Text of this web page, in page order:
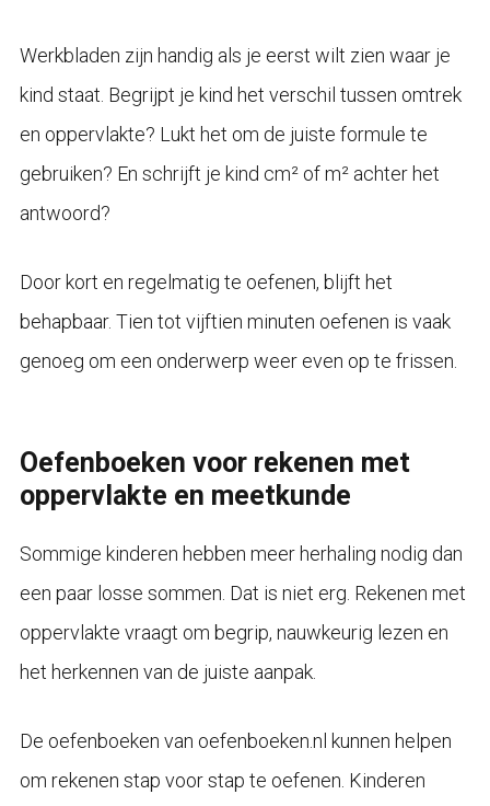
Werkbladen zijn handig als je eerst wilt zien waar je
kind staat. Begrijpt je kind het verschil tussen omtrek
en oppervlakte? Lukt het om de juiste formule te
gebruiken? En schrijft je kind cm² of m² achter het
antwoord?
Door kort en regelmatig te oefenen, blijft het
behapbaar. Tien tot vijftien minuten oefenen is vaak
genoeg om een onderwerp weer even op te frissen.
Oefenboeken voor rekenen met
oppervlakte en meetkunde
Sommige kinderen hebben meer herhaling nodig dan
een paar losse sommen. Dat is niet erg. Rekenen met
oppervlakte vraagt om begrip, nauwkeurig lezen en
het herkennen van de juiste aanpak.
De oefenboeken van oefenboeken.nl kunnen helpen
om rekenen stap voor stap te oefenen. Kinderen